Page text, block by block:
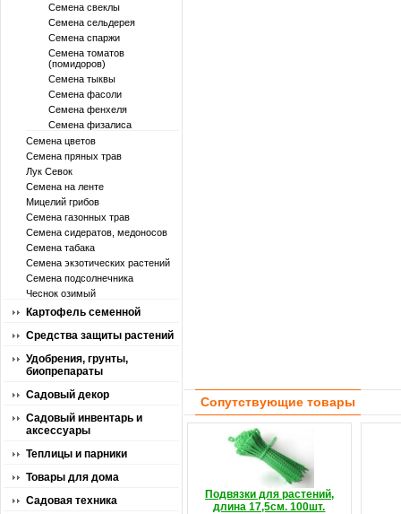
Семена свеклы
Семена сельдерея
Семена спаржи
Семена томатов
(помидоров)
Семена тыквы
Семена фасоли
Семена фенхеля
Семена физалиса
Семена цветов
Семена пряных трав
Лук Севок
Семена на ленте
Мицелий грибов
Семена газонных трав
Семена сидератов, медоносов
Семена табака
Семена экзотических растений
Семена подсолнечника
Чеснок озимый
Картофель семенной
Средства защиты растений
Удобрения, грунты,
биопрепараты
Садовый декор
Садовый инвентарь и
аксессуары
Теплицы и парники
Товары для дома
Садовая техника
Сопутствующие товары
Подвязки для растений,
длина 17,5см. 100шт.